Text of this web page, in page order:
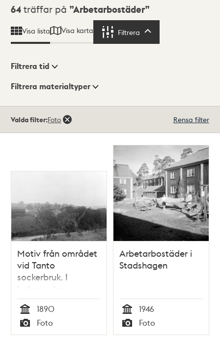
Sökresultat
64 träffar på Arbetarbostäder
Visa lista Visa karta Filtrera
Visningsläge
Filtrera tid
Filtrera materialtyper
träffar
Valda filter:Foto Rensa filter
Motiv från området
vid Tanto
sockerbruk. I
bakgrunden
arbetarbostäder
Tid
1890
Typ
Foto
Arbetarbostäder i
Stadshagen
Tid
1946
Typ
Foto